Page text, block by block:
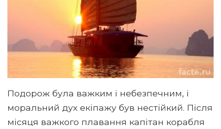
Подорож була важким і небезпечним, і
моральний дух екіпажу був нестійкий. Після
місяця важкого плавання капітан корабля